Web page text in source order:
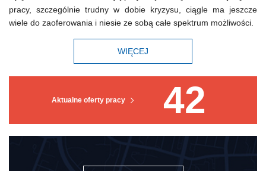
Aktualne oferty pracy 42
pracy, szczególnie trudny w dobie kryzysu, ciągle ma jeszcze
wiele do zaoferowania i niesie ze sobą całe spektrum możliwości.
WIĘCEJ